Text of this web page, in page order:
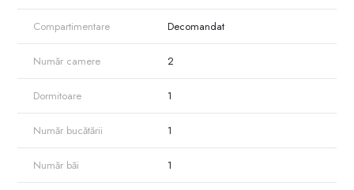
Compartimentare Decomandat
Număr camere 2
Dormitoare 1
Număr bucătării 1
Număr băi 1